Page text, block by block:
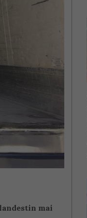
mai